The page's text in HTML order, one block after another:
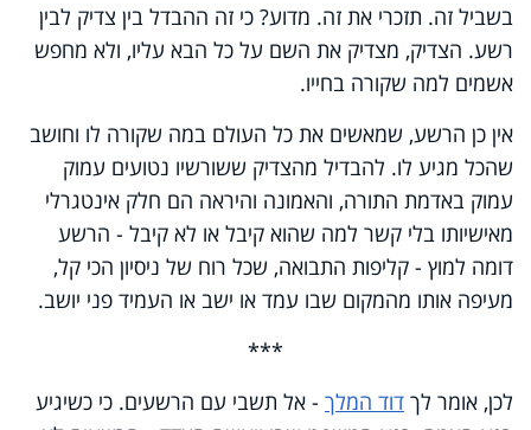
בשביל זה. תזכרי את זה. מדוע? כי זה ההבדל בין צדיק לבין
רשע. הצדיק, מצדיק את השם על כל הבא עליו, ולא מחפש
אשמים למה שקורה בחייו.
אין כן הרשע, שמאשים את כל העולם במה שקורה לו וחושב
שהכל מגיע לו. להבדיל מהצדיק ששורשיו נטועים עמוק
עמוק באדמת התורה, והאמונה והיראה הם חלק אינטגרלי
מאישיותו בלי קשר למה שהוא קיבל או לא קיבל - הרשע
דומה למוץ - קליפות התבואה, שכל רוח של ניסיון הכי קל,
מעיפה אותו מהמקום שבו עמד או ישב או העמיד פני יושב.
***
לכן, אומר לך דוד המלך - אל תשבי עם הרשעים. כי כשיגיע